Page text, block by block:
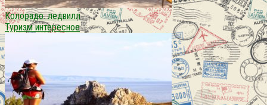
Колорадо. ледвилл
Туризм интересное